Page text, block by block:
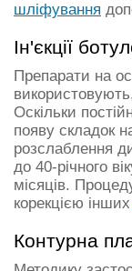
шліфування
Ін'єкції
Препарати на
Оскільки
появу складок
розслаблення
до 40-річного
місяців.
корекцією інших
Контурна